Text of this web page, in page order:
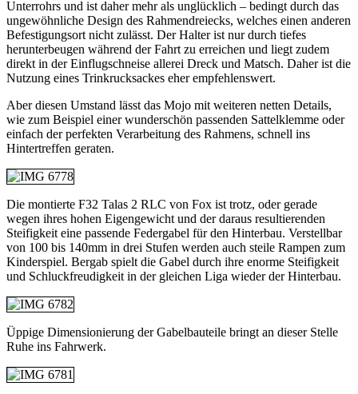
Unterrohrs und ist daher mehr als unglücklich – bedingt durch das
ungewöhnliche Design des Rahmendreiecks, welches einen anderen
Befestigungsort nicht zulässt. Der Halter ist nur durch tiefes
herunterbeugen während der Fahrt zu erreichen und liegt zudem
direkt in der Einflugschneise allerei Dreck und Matsch. Daher ist die
Nutzung eines Trinkrucksackes eher empfehlenswert.
Aber diesen Umstand lässt das Mojo mit weiteren netten Details,
wie zum Beispiel einer wunderschön passenden Sattelklemme oder
einfach der perfekten Verarbeitung des Rahmens, schnell ins
Hintertreffen geraten.
Die montierte F32 Talas 2 RLC von Fox ist trotz, oder gerade
wegen ihres hohen Eigengewicht und der daraus resultierenden
Steifigkeit eine passende Federgabel für den Hinterbau. Verstellbar
von 100 bis 140mm in drei Stufen werden auch steile Rampen zum
Kinderspiel. Bergab spielt die Gabel durch ihre enorme Steifigkeit
und Schluckfreudigkeit in der gleichen Liga wieder der Hinterbau.
Üppige Dimensionierung der Gabelbauteile bringt an dieser Stelle
Ruhe ins Fahrwerk.